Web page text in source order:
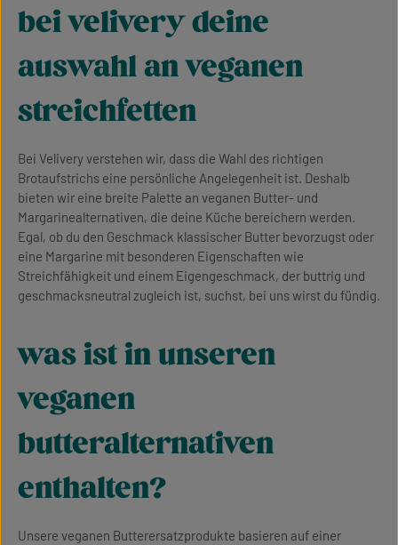
bei velivery deine
auswahl an veganen
streichfetten
Bei Velivery verstehen wir, dass die Wahl des richtigen
Brotaufstrichs eine persönliche Angelegenheit ist. Deshalb
bieten wir eine breite Palette an veganen Butter- und
Margarinealternativen, die deine Küche bereichern werden.
Egal, ob du den Geschmack klassischer Butter bevorzugst oder
eine Margarine mit besonderen Eigenschaften wie
Streichfähigkeit und einem Eigengeschmack, der buttrig und
geschmacksneutral zugleich ist, suchst, bei uns wirst du fündig.
was ist in unseren
veganen
butteralternativen
enthalten?
Unsere veganen Butterersatzprodukte basieren auf einer